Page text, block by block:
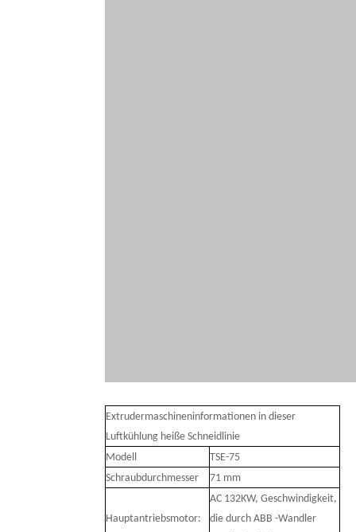
Extrudermaschineninformationen in dieser
Luftkühlung heiße Schneidlinie
Modell
TSE-75
Schraubdurchmesser
71 mm
Hauptantriebsmotor:
AC 132KW, Geschwindigkeit,
die durch ABB -Wandler